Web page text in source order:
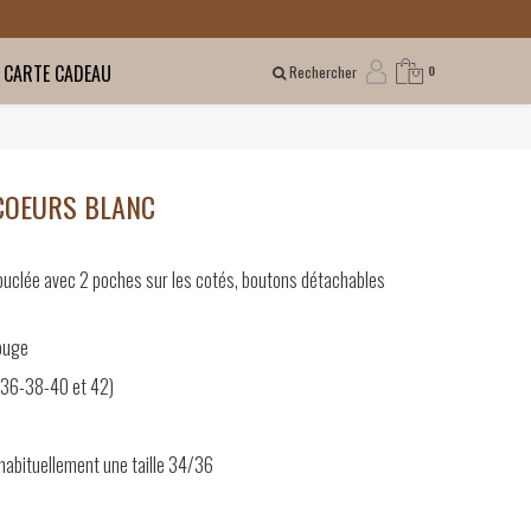
Rechercher 0
CARTE CADEAU
BLANC
avec 2 poches sur les cotés, boutons détachables
36-38-40 et 42)
une taille 34/36